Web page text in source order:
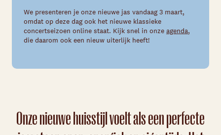
We presenteren je onze nieuwe jas vandaag 3 maart,
omdat op deze dag ook het nieuwe klassieke
concertseizoen online staat. Kijk snel in onze agenda,
die daarom ook een nieuw uiterlijk heeft!
Onze nieuwe huisstijl voelt als een perfecte